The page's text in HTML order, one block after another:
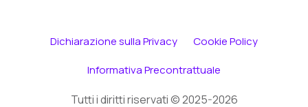
Dichiarazione sulla Privacy
Cookie Policy
Informativa Precontrattuale
Tutti i diritti riservati © 2025-2026